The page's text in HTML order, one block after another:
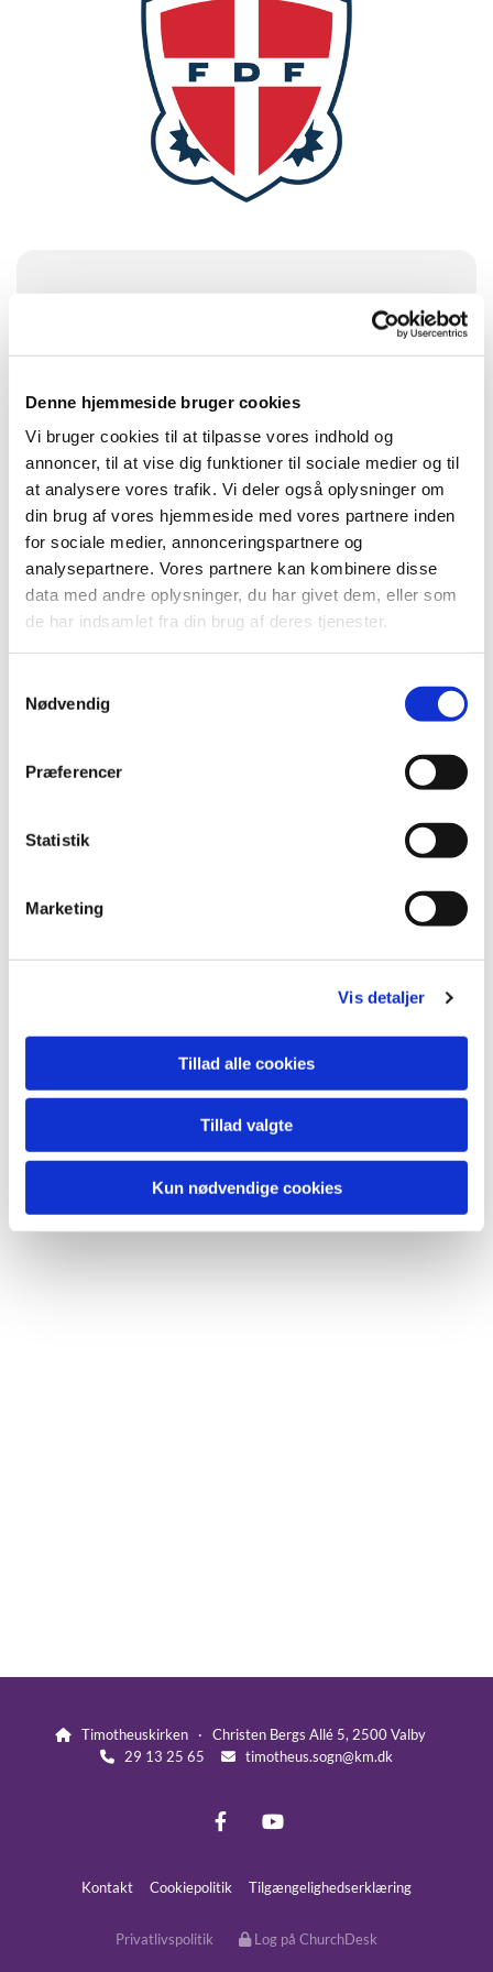
Denne hjemmeside bruger cookies
Vi bruger cookies til at tilpasse vores indhold og
annoncer, til at vise dig funktioner til sociale medier og til
at analysere vores trafik. Vi deler også oplysninger om
din brug af vores hjemmeside med vores partnere inden
for sociale medier, annonceringspartnere og
analysepartnere. Vores partnere kan kombinere disse
data med andre oplysninger, du har givet dem, eller som
de har indsamlet fra din brug af deres tjenester.
Nødvendig
Præferencer
Statistik
Marketing
Vis detaljer
Tillad alle cookies
Tillad valgte
Kun nødvendige cookies
Onsdag 28. oktober 2026, kl. 18:30 - 20:30
2500 Valby
FDF'erne mødes hver onsdag kl. 18.30 til 20.00
Kontakt: Kredsleder Polly Bundgård tlf. 36756202
Læs mere på:www.fdfk23.dk
Du vil måske også kunne lide...
Timotheuskirken · Christen Bergs Allé 5, 2500 Valby
 29 13 25 65  timotheus.sogn@km.dk
Kontakt Cookiepolitik Tilgængelighedserklæring
Privatlivspolitik Log på ChurchDesk